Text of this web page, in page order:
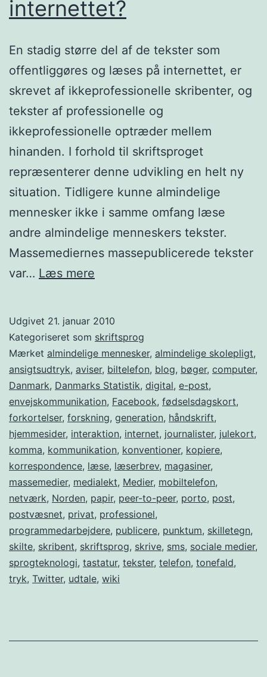
internettet?
En stadig større del af de tekster som
offentliggøres og læses på internettet, er
skrevet af ikkeprofessionelle skribenter, og
tekster af professionelle og
ikkeprofessionelle optræder mellem
hinanden. I forhold til skriftsproget
repræsenterer denne udvikling en helt ny
situation. Tidligere kunne almindelige
mennesker ikke i samme omfang læse
andre almindelige menneskers tekster.
Massemediernes massepublicerede tekster
var… Læs mere
med
dansk
skriftsprog
på
internettet?
Udgivet 21. januar 2010
Kategoriseret som skriftsprog
Mærket almindelige mennesker, almindelige skolepligt,
ansigtsudtryk, aviser, biltelefon, blog, bøger, computer,
Danmark, Danmarks Statistik, digital, e-post,
envejskommunikation, Facebook, fødselsdagskort,
forkortelser, forskning, generation, håndskrift,
hjemmesider, interaktion, internet, journalister, julekort,
komma, kommunikation, konventioner, kopiere,
korrespondence, læse, læserbrev, magasiner,
massemedier, medialekt, Medier, mobiltelefon,
netværk, Norden, papir, peer-to-peer, porto, post,
postvæsnet, privat, professionel,
programmedarbejdere, publicere, punktum, skilletegn,
skilte, skribent, skriftsprog, skrive, sms, sociale medier,
sprogteknologi, tastatur, tekster, telefon, tonefald,
tryk, Twitter, udtale, wiki